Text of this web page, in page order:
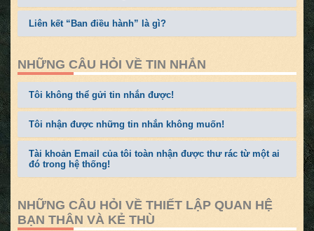
Liên kết “Ban điều hành” là gì?
NHỮNG CÂU HỎI VỀ TIN NHẮN
Tôi không thể gửi tin nhắn được!
Tôi nhận được những tin nhắn không muốn!
Tài khoản Email của tôi toàn nhận được thư rác từ một ai
đó trong hệ thống!
NHỮNG CÂU HỎI VỀ THIẾT LẬP QUAN HỆ
BẠN THÂN VÀ KẺ THÙ